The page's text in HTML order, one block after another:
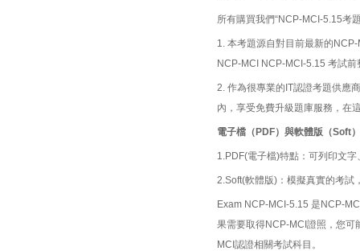
所有購買我們“NCP-MCI-5.15考
1. 本考題源自對目前最新的
NCP-MCI NCP-MCI-5.15 考試
2. 作為很專業的IT認證考題供應
內，享受免費升級題庫服務，在
電子檔（PDF）與軟體版（Soft
1.PDF(電子檔)特點：可列印文
2.Soft(軟體版)：模擬真實的考試
Exam NCP-MCI-5.15 是NCP-
果需要取得NCP-MCI證照，您可
MCI認證相關考試科目。